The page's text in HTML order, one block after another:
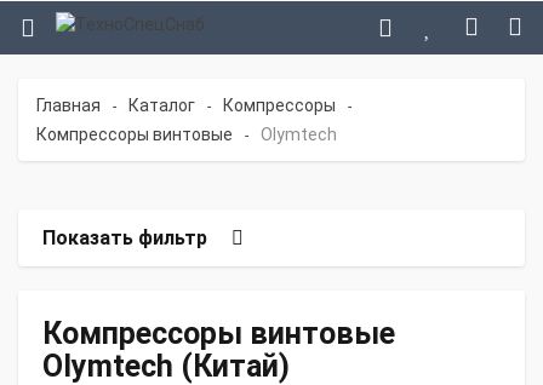
Главная - Каталог - Компрессоры -
Компрессоры винтовые - Olymtech
Показать фильтр
Компрессоры винтовые
Olymtech (Китай)